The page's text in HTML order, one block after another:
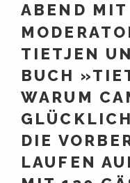
ABEND MIT
TIETJEN
BUCH
WARUM
DIE
LAUFEN